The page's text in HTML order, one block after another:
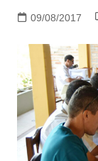
09/08/2017